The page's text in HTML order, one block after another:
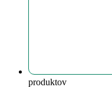
produktov